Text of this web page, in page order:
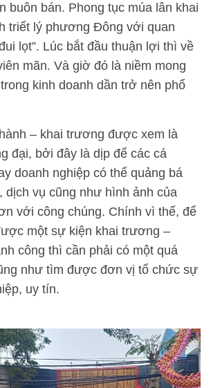
buôn bán. Phong tục múa lân khai
triết lý phương Đông với quan
lọt”. Lúc bắt đầu thuận lợi thì về
mãn. Và giờ đó là niềm mong
kinh doanh dần trở nên phổ
– khai trương được xem là
đại, bởi đây là dịp để các cá
doanh nghiệp có thể quảng bá
dịch vụ cũng như hình ảnh của
với công chúng. Chính vì thế, để
một sự kiện khai trương –
công thì cần phải có một quá
như tìm được đơn vị tổ chức sự
uy tín.